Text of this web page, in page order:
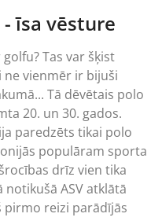
īsa vēsture
Tas var šķist
vienmēr ir bijuši
Tā dēvētais polo
20. un 30. gados.
paredzēts tikai polo
populāram sporta
drīz vien tika
notikušā ASV atklātā
pirmo reizi parādījās